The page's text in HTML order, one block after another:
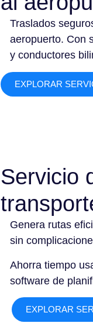
Traslados
aeropuerto. Con
y conductores
EXPLORAR
Servicio
Genera rutas
sin
Ahorra tiempo
software de
EXPLORAR